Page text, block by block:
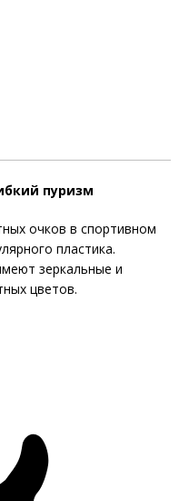
пуризм
очков в спортивном
пластика.
зеркальные и
цветов.